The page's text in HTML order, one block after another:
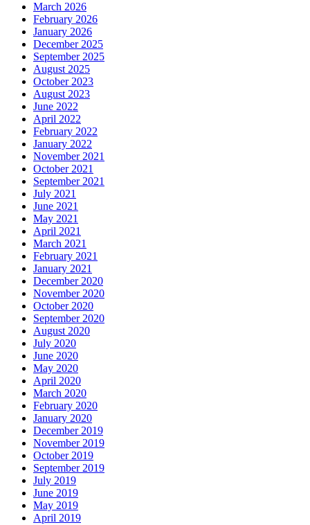
March 2026
February 2026
January 2026
December 2025
September 2025
August 2025
October 2023
August 2023
June 2022
April 2022
February 2022
January 2022
November 2021
October 2021
September 2021
July 2021
June 2021
May 2021
April 2021
March 2021
February 2021
January 2021
December 2020
November 2020
October 2020
September 2020
August 2020
July 2020
June 2020
May 2020
April 2020
March 2020
February 2020
January 2020
December 2019
November 2019
October 2019
September 2019
July 2019
June 2019
May 2019
April 2019